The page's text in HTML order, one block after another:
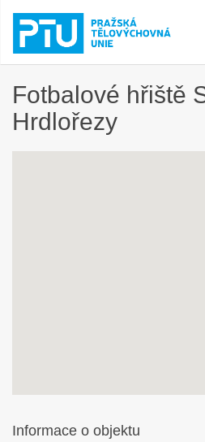
Fotbalové hřiště
Hrdlořezy
Informace o objektu